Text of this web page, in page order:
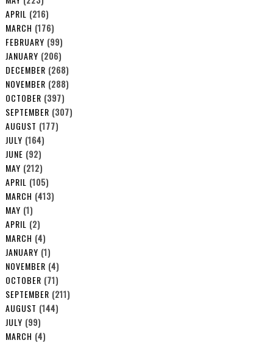
APRIL (216)
MARCH (176)
FEBRUARY (99)
JANUARY (206)
DECEMBER (268)
NOVEMBER (288)
OCTOBER (397)
SEPTEMBER (307)
AUGUST (177)
JULY (164)
JUNE (92)
MAY (212)
APRIL (105)
MARCH (413)
MAY (1)
APRIL (2)
MARCH (4)
JANUARY (1)
NOVEMBER (4)
OCTOBER (71)
SEPTEMBER (211)
AUGUST (144)
JULY (99)
MARCH (4)